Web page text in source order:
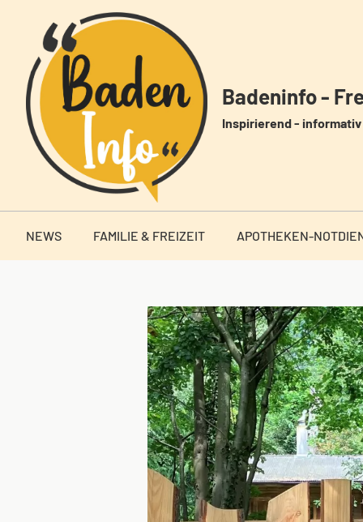
springen
Badeninfo -
Inspirierend -
NEWS FAMILIE & FREIZEIT APOTHEKEN-